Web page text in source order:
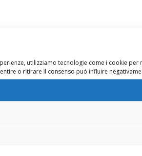
utilizziamo tecnologie come i cookie
o ritirare il consenso può influire